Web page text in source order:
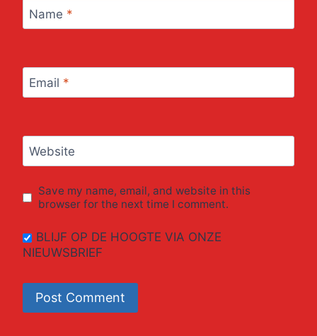
Name *
Email *
Website
Save my name, email, and website in this
browser for the next time I comment.
BLIJF OP DE HOOGTE VIA ONZE
NIEUWSBRIEF